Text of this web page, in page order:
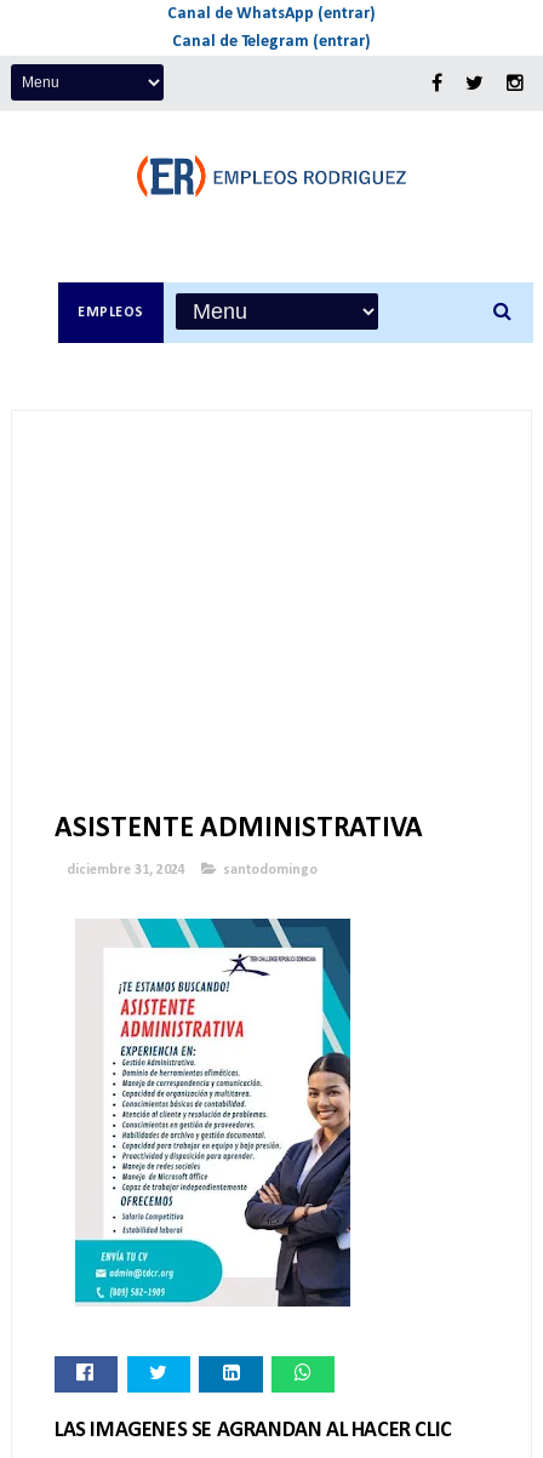
Canal de WhatsApp (entrar)
Canal de Telegram (entrar)
EMPLEOS
ASISTENTE ADMINISTRATIVA
diciembre 31, 2024 santodomingo
LAS IMAGENES SE AGRANDAN AL HACER CLIC